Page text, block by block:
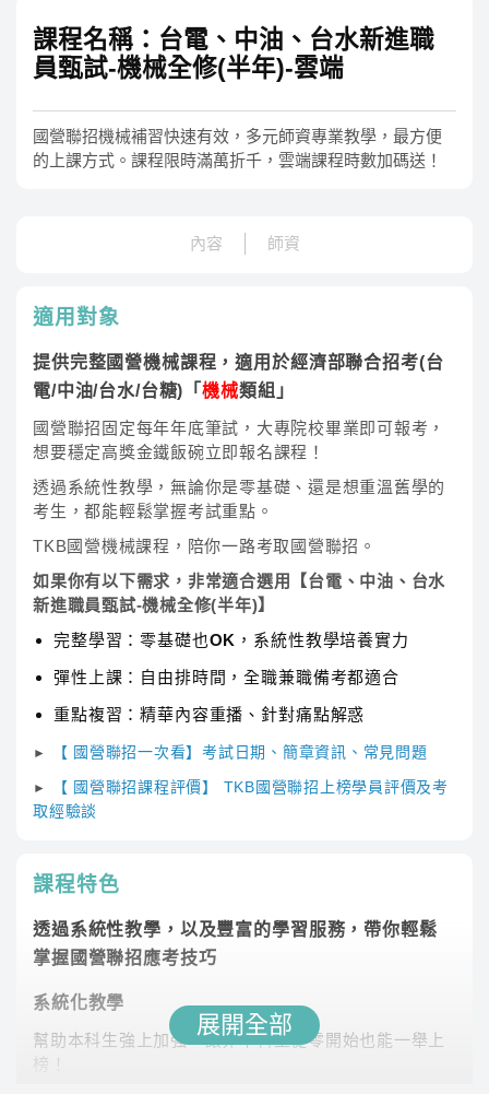
課程名稱：台電、中油、台水新進職
員甄試-機械全修(半年)-雲端
國營聯招機械補習快速有效，多元師資專業教學，最方便
的上課方式。課程限時滿萬折千，雲端課程時數加碼送！
內容 師資
適用對象
提供完整國營機械課程，適用於經濟部聯合招考(台
電/中油/台水/台糖)「機械類組」
國營聯招固定每年年底筆試，大專院校畢業即可報考，
想要穩定高獎金鐵飯碗立即報名課程！
透過系統性教學，無論你是零基礎、還是想重溫舊學的
考生，都能輕鬆掌握考試重點。
TKB國營機械課程，陪你一路考取國營聯招。
如果你有以下需求，非常適合選用【台電、中油、台水
新進職員甄試-機械全修(半年)】
完整學習：零基礎也OK，系統性教學培養實力
彈性上課：自由排時間，全職兼職備考都適合
重點複習：精華內容重播、針對痛點解惑
► 【 國營聯招一次看】考試日期、簡章資訊、常見問題
►
【 國營聯招課程評價】 TKB國營聯招上榜學員評價及考
取經驗談
課程特色
透過系統性教學，以及豐富的學習服務，帶你輕鬆
掌握國營聯招應考技巧
系統化教學
幫助本科生強上加強，讓非本科生從零開始也能一舉上
榜！
展開全部